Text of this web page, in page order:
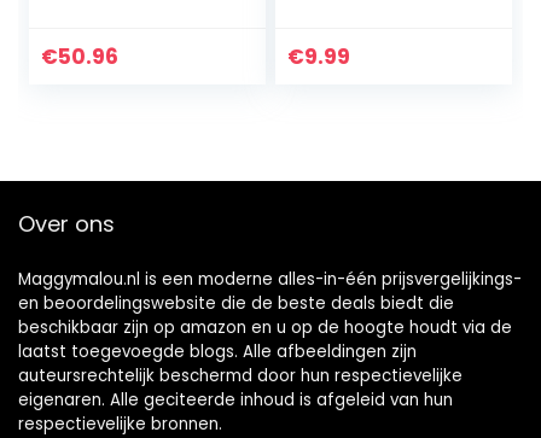
€50.96 €9.99
Over ons
Maggymalou.nl is een moderne alles-in-één prijsvergelijkings-
en beoordelingswebsite die de beste deals biedt die
beschikbaar zijn op amazon en u op de hoogte houdt via de
laatst toegevoegde blogs. Alle afbeeldingen zijn
auteursrechtelijk beschermd door hun respectievelijke
eigenaren. Alle geciteerde inhoud is afgeleid van hun
respectievelijke bronnen.